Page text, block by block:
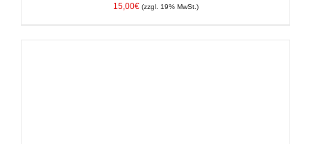
15,00€ (zzgl. 19% MwSt.)